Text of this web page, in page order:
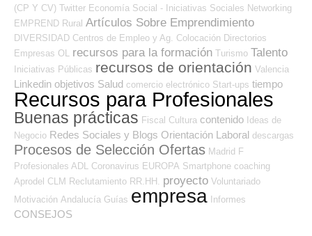
(CP Y CV) Twitter Economía Social - Iniciativas Sociales Networking
EMPREND Rural Artículos Sobre Emprendimiento
DIVERSIDAD Centros de Empleo y Ag. Colocación Directorios
Empresas OL
recursos para la formación Turismo Talento
Iniciativas Públicas recursos de orientación Valencia
Linkedin objetivos Salud comercio electrónico Start-ups tiempo
Recursos para Profesionales
Buenas prácticas Fiscal Cultura contenido Ideas de
Negocio Redes Sociales y Blogs Orientación Laboral descargas
Procesos de Selección Ofertas Madrid F
Profesionales ADL
Coronavirus EUROPA Smartphone coaching
Aprodel CLM Reclutamiento RR.HH. proyecto Voluntariado
Motivación Andalucía Guías empresa Informes
CONSEJOS